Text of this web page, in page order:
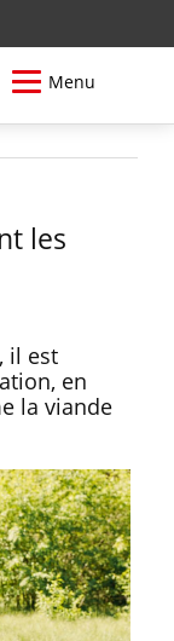
Menu
les
il est
en
la viande